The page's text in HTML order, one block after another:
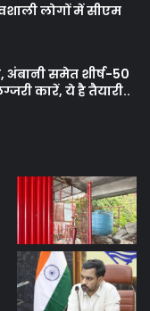
लोगों में सीएम
अंबानी समेत शीर्ष-50
कारें, ये है तैयारी..